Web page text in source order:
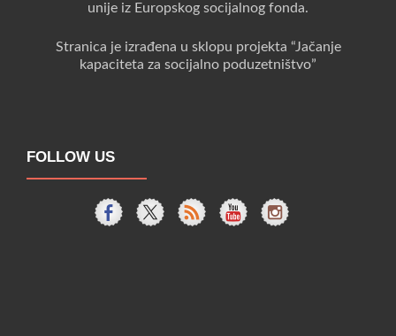
unije iz Europskog socijalnog fonda.
Stranica je izrađena u sklopu projekta “Jačanje
kapaciteta za socijalno poduzetništvo”
FOLLOW US